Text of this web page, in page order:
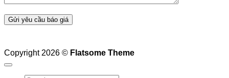
Copyright 2026 © Flatsome Theme